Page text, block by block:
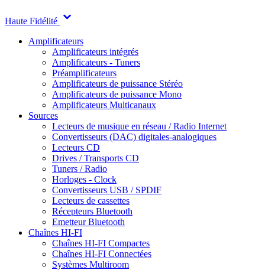
Haute Fidélité
Amplificateurs
Amplificateurs intégrés
Amplificateurs - Tuners
Préamplificateurs
Amplificateurs de puissance Stéréo
Amplificateurs de puissance Mono
Amplificateurs Multicanaux
Sources
Lecteurs de musique en réseau / Radio Internet
Convertisseurs (DAC) digitales-analogiques
Lecteurs CD
Drives / Transports CD
Tuners / Radio
Horloges - Clock
Convertisseurs USB / SPDIF
Lecteurs de cassettes
Récepteurs Bluetooth
Emetteur Bluetooth
Chaînes HI-FI
Chaînes HI-FI Compactes
Chaînes HI-FI Connectées
Systèmes Multiroom